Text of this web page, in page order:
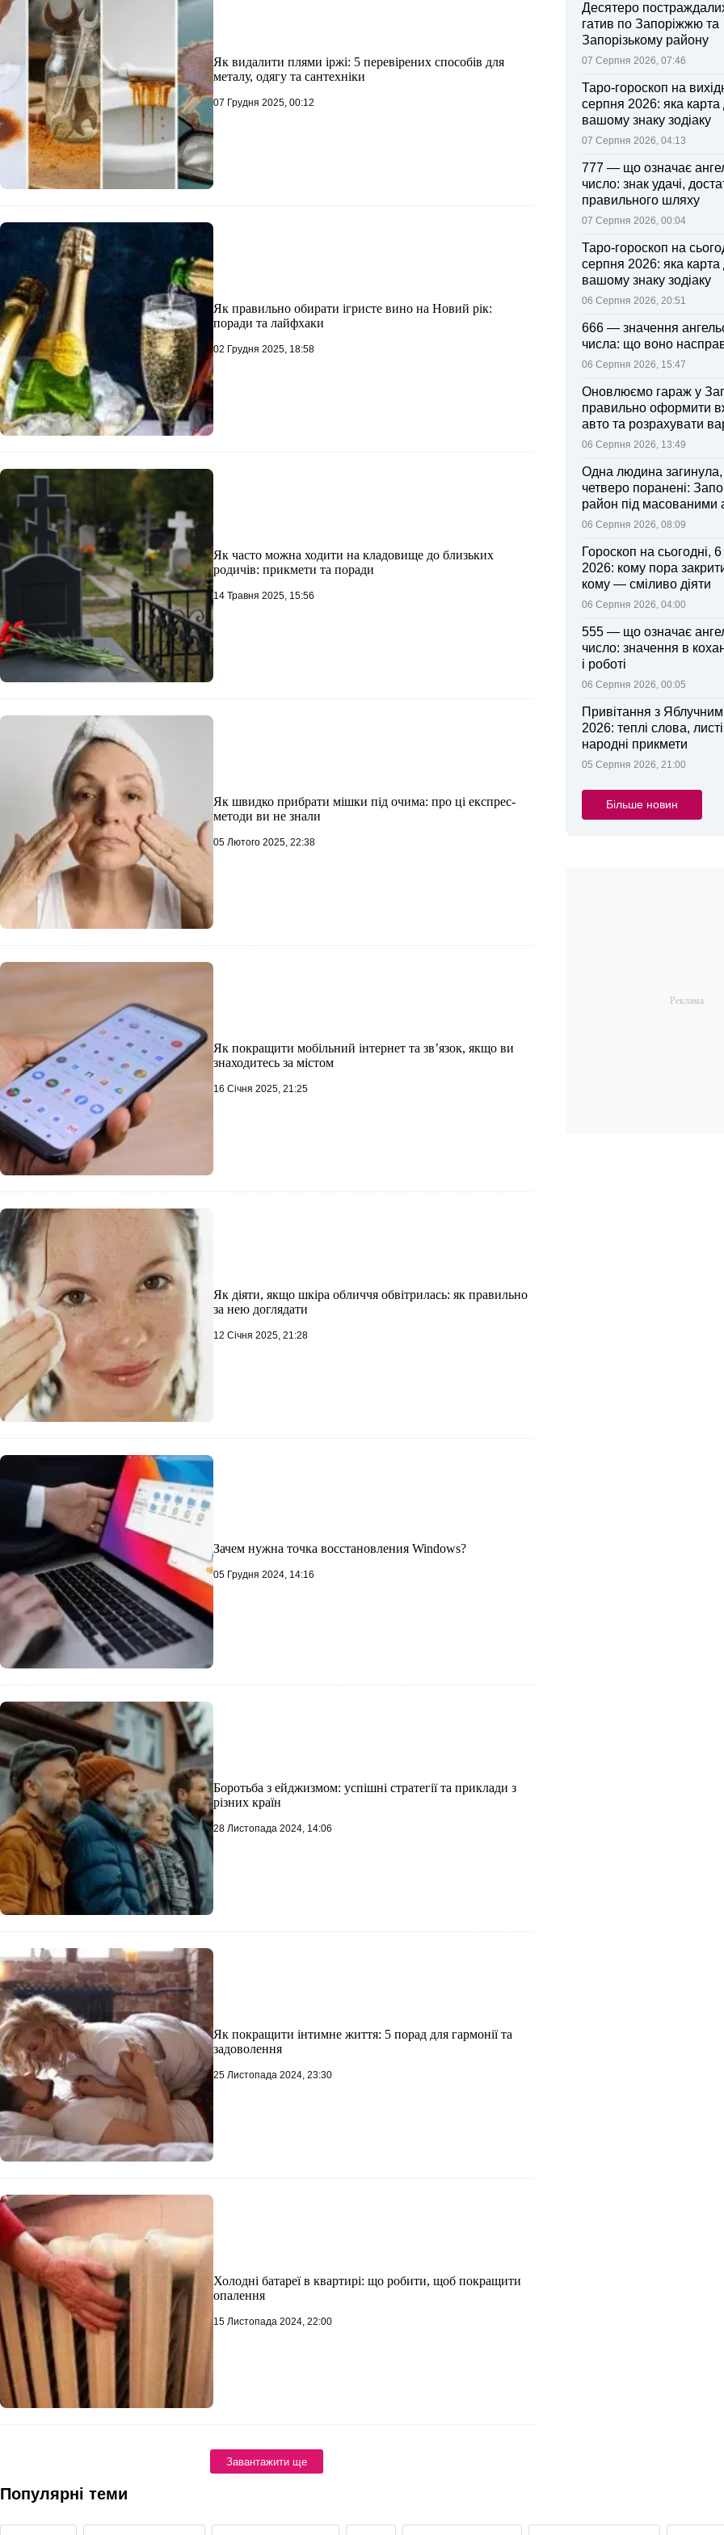
Як видалити плями іржі: 5 перевірених способів для
металу, одягу та сантехніки
07 Грудня 2025, 00:12
Як правильно обирати ігристе вино на Новий рік:
поради та лайфхаки
02 Грудня 2025, 18:58
Як часто можна ходити на кладовище до близьких
родичів: прикмети та поради
14 Травня 2025, 15:56
Як швидко прибрати мішки під очима: про ці експрес-
методи ви не знали
05 Лютого 2025, 22:38
Як покращити мобільний інтернет та зв’язок, якщо ви
знаходитесь за містом
16 Січня 2025, 21:25
Як діяти, якщо шкіра обличчя обвітрилась: як правильно
за нею доглядати
12 Січня 2025, 21:28
Зачем нужна точка восстановления Windows?
05 Грудня 2024, 14:16
Боротьба з ейджизмом: успішні стратегії та приклади з
різних країн
28 Листопада 2024, 14:06
Як покращити інтимне життя: 5 порад для гармонії та
задоволення
25 Листопада 2024, 23:30
Холодні батареї в квартирі: що робити, щоб покращити
опалення
15 Листопада 2024, 22:00
Завантажити ще
Десятеро
гатив по Запоріжжю та
Запорізькому району
07 Серпня 2026, 07:46
Таро-гороскоп на
серпня 2026: яка
вашому знаку зодіаку
07 Серпня 2026, 04:13
777 — що означає
число: знак удачі,
правильного шляху
07 Серпня 2026, 00:04
Таро-гороскоп на
серпня 2026: яка
вашому знаку зодіаку
06 Серпня 2026, 20:51
666 — значення
числа: що воно
06 Серпня 2026, 15:47
Оновлюємо гараж у
правильно оформити
авто та розрахувати
поліса
06 Серпня 2026, 13:49
Одна людина
четверо поранені:
район під масованими
06 Серпня 2026, 08:09
Гороскоп на сьогодні,
2026: кому пора
кому — сміливо діяти
06 Серпня 2026, 04:00
555 — що означає
число: значення в
і роботі
06 Серпня 2026, 00:05
Привітання з
2026: теплі слова,
народні прикмети
05 Серпня 2026, 21:00
Більше новин
Популярні теми